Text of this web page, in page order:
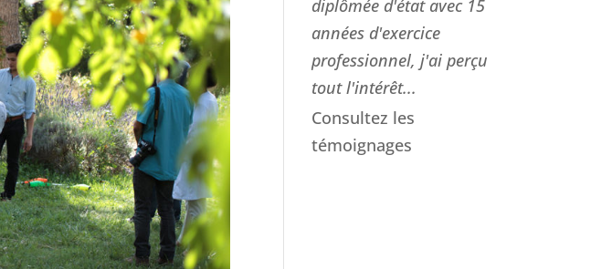
diplômée d'état avec 15
années d'exercice
professionnel, j'ai perçu
tout l'intérêt...
Consultez les
témoignages